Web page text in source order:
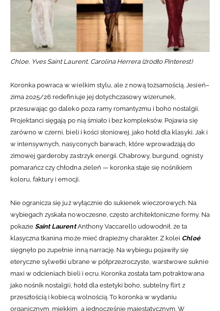
Chloe, Yves Saint Laurent, Carolina Herrera (źródło Pinterest)
Koronka powraca w wielkim stylu, ale z nową tożsamością. Jesień–
zima 2025/26 redefiniuje jej dotychczasowy wizerunek,
przesuwając go daleko poza ramy romantyzmu i boho nostalgii.
Projektanci sięgają po nią śmiało i bez kompleksów. Pojawia się
zarówno w czerni, bieli i kości słoniowej, jako hołd dla klasyki. Jak i
w intensywnych, nasyconych barwach, które wprowadzają do
zimowej garderoby zastrzyk energii. Chabrowy, burgund, ognisty
pomarańcz czy chłodna zieleń — koronka staje się nośnikiem
koloru, faktury i emocji.
Nie ogranicza się już wyłącznie do sukienek wieczorowych. Na
wybiegach zyskała nowoczesne, często architektoniczne formy. Na
pokazieSaint LaurentAnthony Vaccarello udowodnił, że ta
klasyczna tkanina może mieć drapieżny charakter.Z kolei Chloé
sięgnęło po zupełnie inną narrację. Na wybiegu pojawiły się
eteryczne sylwetki ubrane w półprzezroczyste, warstwowe suknie
maxi w odcieniach bieli i ecru. Koronka została tam potraktowana
jako nośnik nostalgii, hołd dla estetyki boho, subtelny flirt z
przeszłością i kobiecą wolnością. To koronka w wydaniu
organicznym, miękkim, a jednocześnie majestatycznym.W